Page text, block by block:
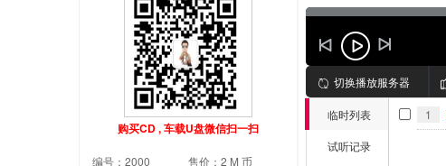
购买CD , 车载U盘微信扫一扫
编号：2000
售价：2 M 币
切换播放服务器
临时列表
试听记录
1